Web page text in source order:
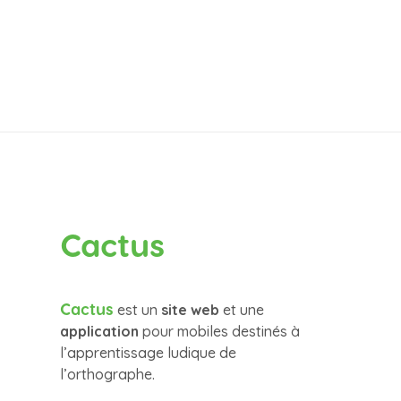
Cactus
Cactus est un site web et une
application pour mobiles destinés à
l’apprentissage ludique de
l’orthographe.